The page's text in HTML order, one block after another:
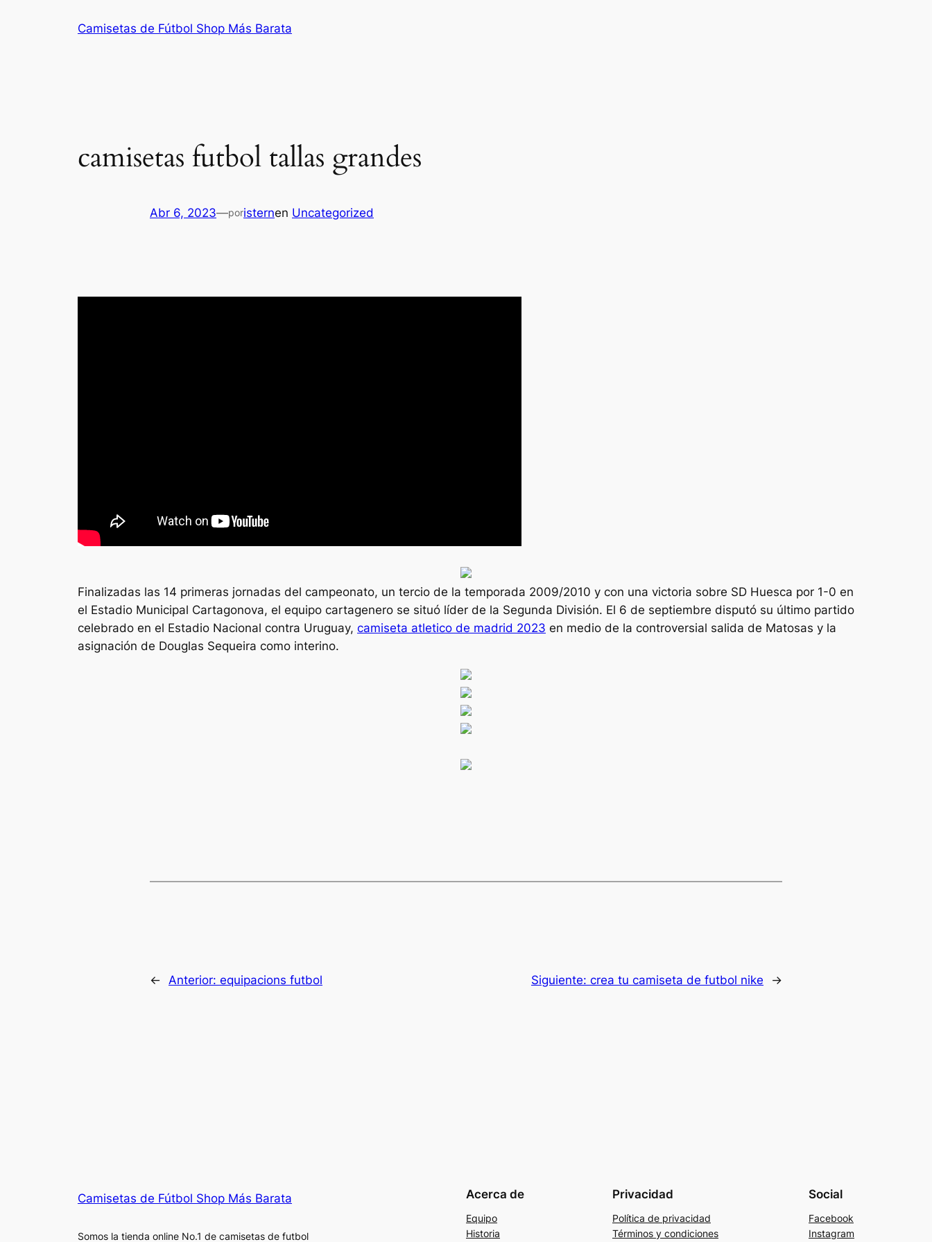
Camisetas de Fútbol Shop Más Barata
camisetas futbol tallas grandes
Abr 6, 2023—poristernen Uncategorized
Finalizadas las 14 primeras jornadas del campeonato, un tercio de la temporada 2009/2010 y con una victoria sobre SD Huesca por 1-0 en
el Estadio Municipal Cartagonova, el equipo cartagenero se situó líder de la Segunda División. El 6 de septiembre disputó su último partido
celebrado en el Estadio Nacional contra Uruguay, camiseta atletico de madrid 2023 en medio de la controversial salida de Matosas y la
asignación de Douglas Sequeira como interino.
← Anterior: equipacions futbol Siguiente: crea tu camiseta de futbol nike →
Camisetas de Fútbol Shop Más Barata
Somos la tienda online No.1 de camisetas de futbol
Acerca de
Equipo
Historia
Privacidad
Política de privacidad
Términos y condiciones
Social
Facebook
Instagram